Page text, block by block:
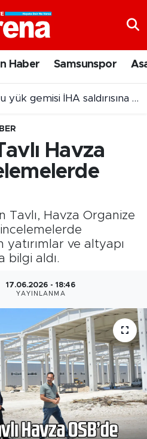
Haber Samsunspor
gemisi İHA saldırısına uğradı
Havza
Tavlı, Havza Organize
ve altyapı
bilgi aldı.
17.06.2026 - 18:46
YAYINLANMA
ve Fikstür